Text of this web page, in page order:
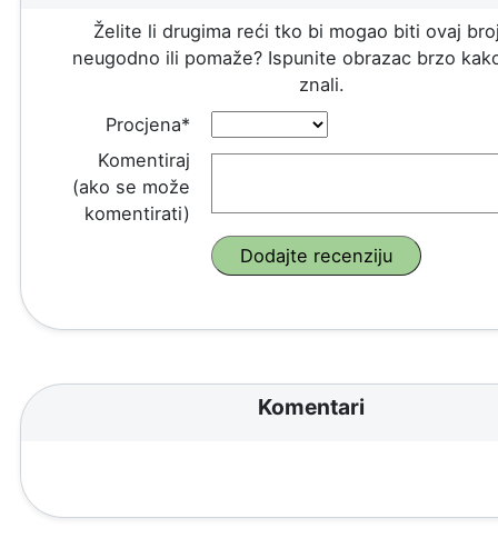
Želite li drugima reći tko bi mogao biti ovaj
neugodno ili pomaže? Ispunite obrazac brzo
znali.
Procjena*
Komentiraj
(ako se može
komentirati)
Komentari